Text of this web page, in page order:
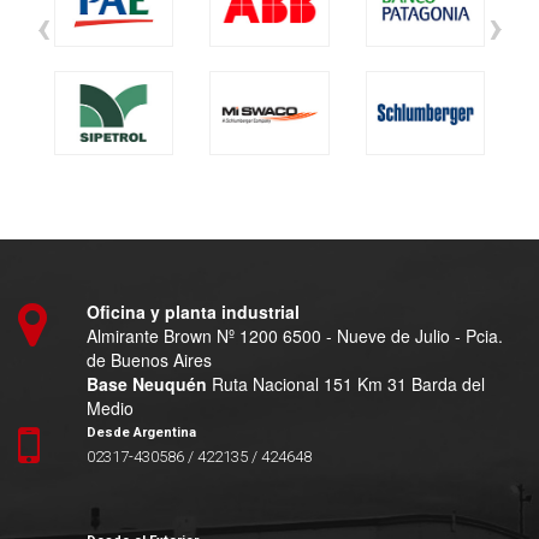
‹ ›
Oficina y planta industrial
Almirante Brown Nº 1200 6500 - Nueve de Julio - Pcia.
de Buenos Aires
Base Neuquén Ruta Nacional 151 Km 31 Barda del
Medio
Desde Argentina
02317-430586 / 422135 / 424648